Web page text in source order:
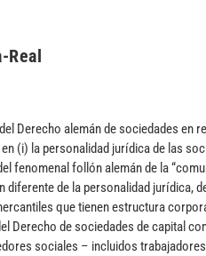
Real
Derecho alemán de sociedades en
(i) la personalidad jurídica de las
fenomenal follón alemán de la
de la personalidad jurídica,
que tienen estructura
Derecho de sociedades de capital
sociales – incluidos